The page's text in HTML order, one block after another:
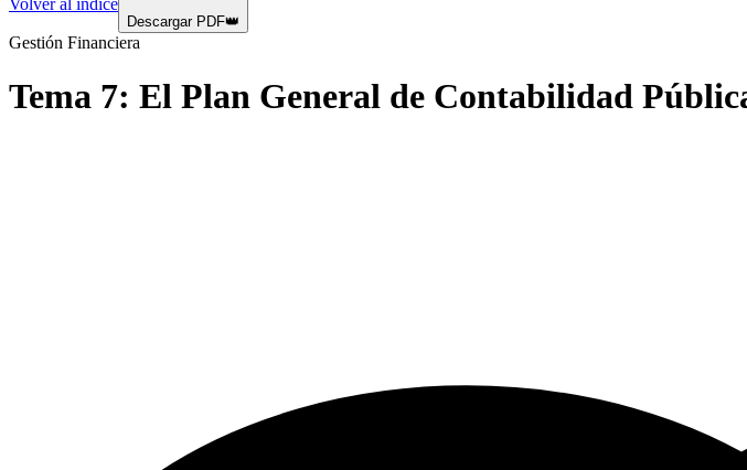
Volver al índice
Descargar PDF👑
Gestión Financiera
Tema 7: El Plan General de Contabilidad